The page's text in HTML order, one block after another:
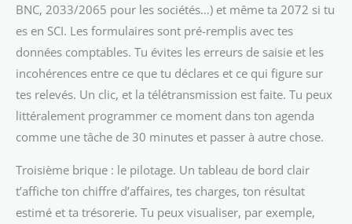
BNC, 2033/2065 pour les sociétés…) et même ta 2072 si tu
es en SCI. Les formulaires sont pré-remplis avec tes
données comptables. Tu évites les erreurs de saisie et les
incohérences entre ce que tu déclares et ce qui figure sur
tes relevés. Un clic, et la télétransmission est faite. Tu peux
littéralement programmer ce moment dans ton agenda
comme une tâche de 30 minutes et passer à autre chose.
Troisième brique : le pilotage. Un tableau de bord clair
t’affiche ton chiffre d’affaires, tes charges, ton résultat
estimé et ta trésorerie. Tu peux visualiser, par exemple,